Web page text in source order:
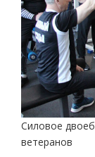
Силовое
ветеранов